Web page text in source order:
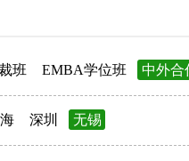
班 EMBA学位班 中外合
海 深圳 无锡